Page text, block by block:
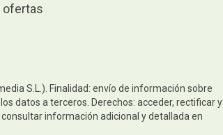
ofertas
S.L.). Finalidad: envío de información sobre
datos a terceros. Derechos: acceder, rectificar y
información adicional y detallada en